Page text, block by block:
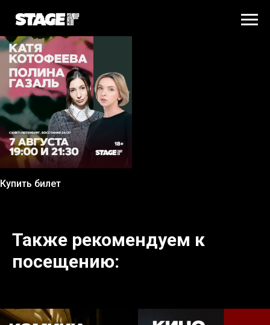
Купить билет
Также рекомендуем к
посещению: